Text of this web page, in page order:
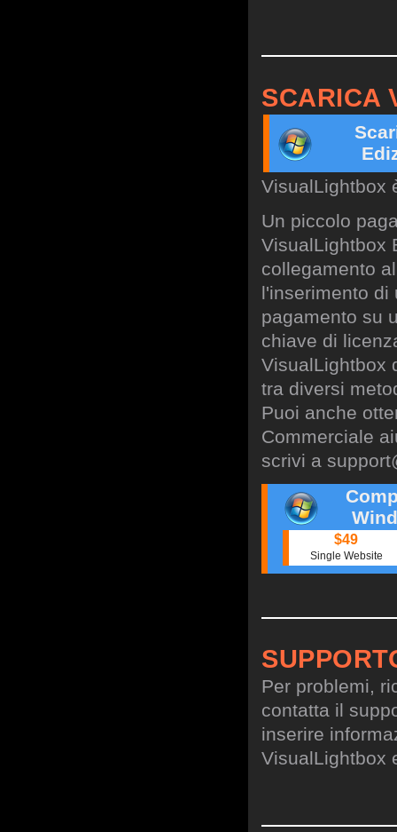
SCARICA
VisualLightbox
Un piccolo
VisualLightbox
collegamento
l'inserimento di
pagamento su
chiave di
VisualLightbox
tra diversi
Puoi anche
Commerciale
scrivi a
$49
Single Website
Per problemi,
contatta il
inserire
VisualLightbox